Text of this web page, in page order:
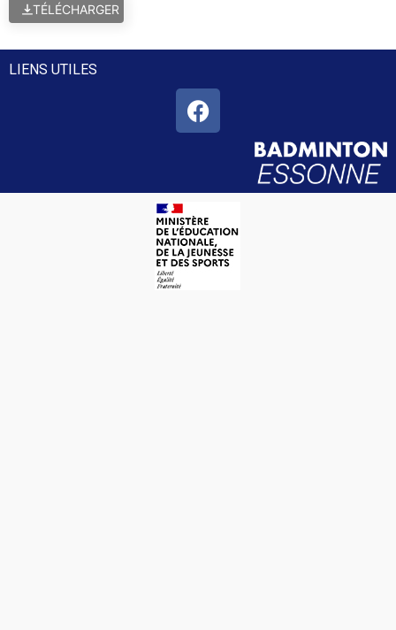
TÉLÉCHARGER
LIENS UTILES